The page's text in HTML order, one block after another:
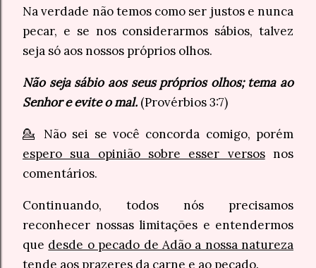
Na verdade não temos como ser justos e nunca
pecar, e se nos considerarmos sábios, talvez
seja só aos nossos próprios olhos.
Não seja sábio aos seus próprios olhos; tema ao
Senhor e evite o mal. (Provérbios 3:7)
💁 Não sei se você concorda comigo, porém
espero sua opinião sobre esser versosnos
comentários.
Continuando, todos nós precisamos
reconhecer nossas limitações e entendermos
que desde o pecado de Adão a nossa natureza
tende aos prazeres da carne e ao pecado.